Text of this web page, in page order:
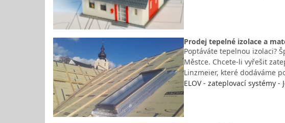
Prodej tepelné izolace a
Poptáváte tepelnou izolaci?
Městce. Chcete-li vyřešit
Linzmeier, které dodáváme
ELOV - zateplovací systémy -